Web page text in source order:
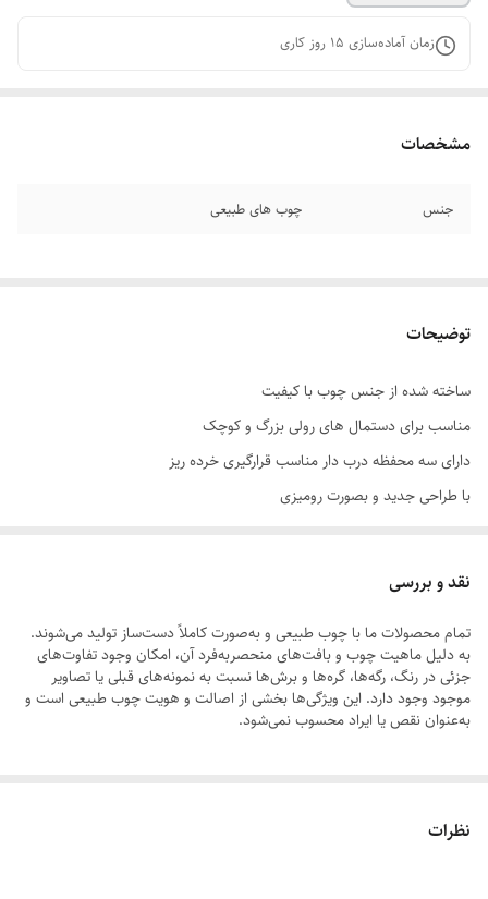
زمان آماده‌سازی 15 روز کاری
مشخصات
جنس چوب های طبیعی
توضیحات
ساخته شده از جنس چوب با کیفیت
مناسب برای دستمال های رولی بزرگ و کوچک
دارای سه محفظه درب دار مناسب قرارگیری خرده ریز
با طراحی جدید و بصورت رومیزی
نقد و بررسی
تمام محصولات ما با چوب طبیعی و به‌صورت کاملاً دست‌ساز تولید می‌شوند.
به دلیل ماهیت چوب و بافت‌های منحصر‌به‌فرد آن، امکان وجود تفاوت‌های
جزئی در رنگ، رگه‌ها، گره‌ها و برش‌ها نسبت به نمونه‌های قبلی یا تصاویر
موجود وجود دارد. این ویژگی‌ها بخشی از اصالت و هویت چوب طبیعی است و
به‌عنوان نقص یا ایراد محسوب نمی‌شود.
سفارش به‌منزله‌ی پذیرش این موارد و آگاهی از ویژگی‌های طبیعی چوب هست
نظرات